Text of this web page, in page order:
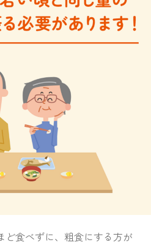
ど食べずに、粗食にする方が